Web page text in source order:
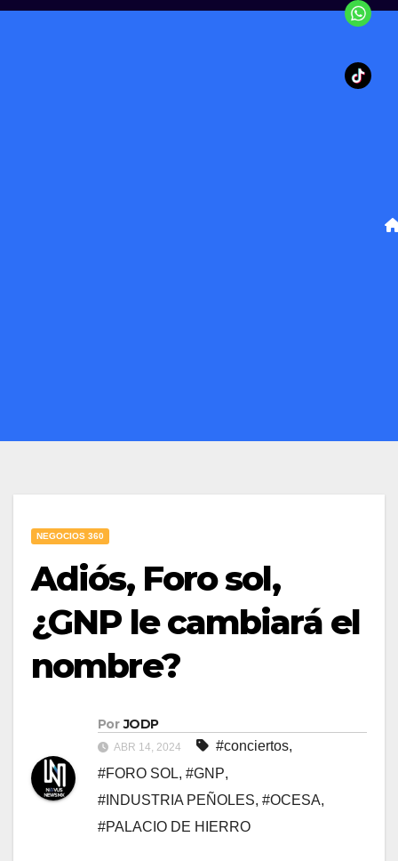
NEGOCIOS 360
Adiós, Foro sol,
¿GNP le cambiará el
nombre?
Por JODP
ABR 14, 2024 #conciertos,
#FORO SOL, #GNP,
#INDUSTRIA PEÑOLES, #OCESA,
#PALACIO DE HIERRO